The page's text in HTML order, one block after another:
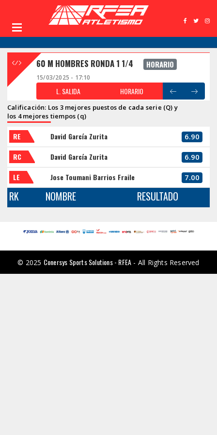
60 M HOMBRES RONDA 1 1/4 HORARIO
15/03/2025 - 17:10
L. SALIDA HORARIO
Calificación: Los 3 mejores puestos de cada serie (Q) y
los 4 mejores tiempos (q)
RE David García Zurita 6.90
RC David García Zurita 6.90
LE Jose Toumani Barrios Fraile 7.00
RK NOMBRE RESULTADO
© 2025 Conersys Sports Solutions - RFEA - All Rights Reserved